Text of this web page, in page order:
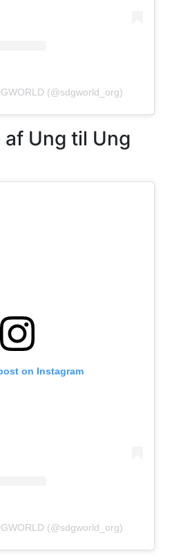
(@sdgworld_org)
Ung til Ung
on Instagram
(@sdgworld_org)